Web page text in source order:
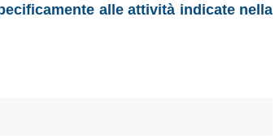
alle attività indicate nella